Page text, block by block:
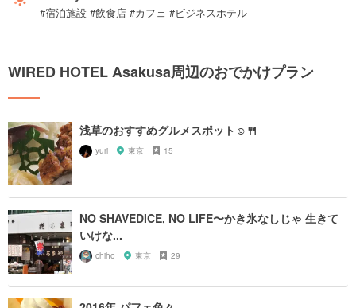
#宿泊施設 #飲食店 #カフェ #ビジネスホテル
WIRED HOTEL Asakusa周辺のおでかけプラン
浅草のおすすめグルメスポット☺️🍴
yuri 東京 15
NO SHAVEDICE, NO LIFE〜かき氷なしじゃ 生きて
いけな...
chiho 東京 29